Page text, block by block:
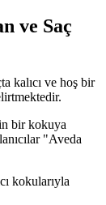
ve Saç
kalıcı ve hoş bir
bir kokuya
"Aveda
kokularıyla